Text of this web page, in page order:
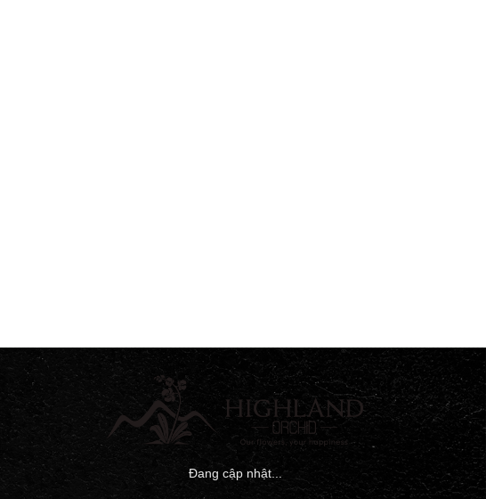
Đang cập nhật...